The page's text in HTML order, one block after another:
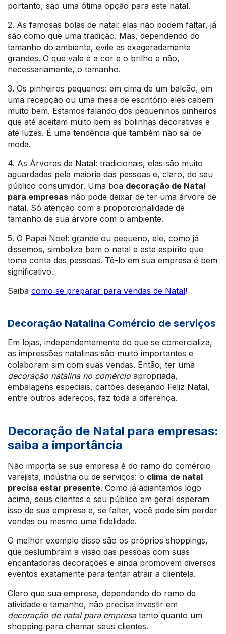
portanto, são uma ótima opção para este natal.
2. As famosas bolas de natal: elas não podem faltar, já
são como que uma tradição. Mas, dependendo do
tamanho do ambiente, evite as exageradamente
grandes. O que vale é a cor e o brilho e não,
necessariamente, o tamanho.
3. Os pinheiros pequenos: em cima de um balcão, em
uma recepção ou uma mesa de escritório eles cabem
muito bem. Estamos falando dos pequeninos pinheiros
que até aceitam muito bem as bolinhas decorativas e
até luzes. É uma tendência que também não sai de
moda.
4. As Árvores de Natal: tradicionais, elas são muito
aguardadas pela maioria das pessoas e, claro, do seu
público consumidor. Uma boa decoração de Natal
para empresas não pode deixar de ter uma árvore de
natal. Só atenção com a proporcionalidade de
tamanho de sua árvore com o ambiente.
5. O Papai Noel: grande ou pequeno, ele, como já
dissemos, simboliza bem o natal e este espírito que
toma conta das pessoas. Tê-lo em sua empresa é bem
significativo.
Saiba como se preparar para vendas de Natal!
Decoração Natalina Comércio de serviços
Em lojas, independentemente do que se comercializa,
as impressões natalinas são muito importantes e
colaboram sim com suas vendas. Então, ter uma
decoração natalina no comércio apropriada,
embalagens especiais, cartões desejando Feliz Natal,
entre outros adereços, faz toda a diferença.
Decoração de Natal para empresas:
saiba a importância
Não importa se sua empresa é do ramo do comércio
varejista, indústria ou de serviços: o clima de natal
precisa estar presente. Como já adiantamos logo
acima, seus clientes e seu público em geral esperam
isso de sua empresa e, se faltar, você pode sim perder
vendas ou mesmo uma fidelidade.
O melhor exemplo disso são os próprios shoppings,
que deslumbram a visão das pessoas com suas
encantadoras decorações e ainda promovem diversos
eventos exatamente para tentar atrair a clientela.
Claro que sua empresa, dependendo do ramo de
atividade e tamanho, não precisa investir em
decoração de natal para empresa tanto quanto um
shopping para chamar seus clientes.